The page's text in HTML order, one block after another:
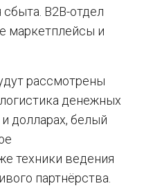
В2В-отдел
маркетплейсы и
рассмотрены
денежных
долларах, белый
техники ведения
партнёрства.